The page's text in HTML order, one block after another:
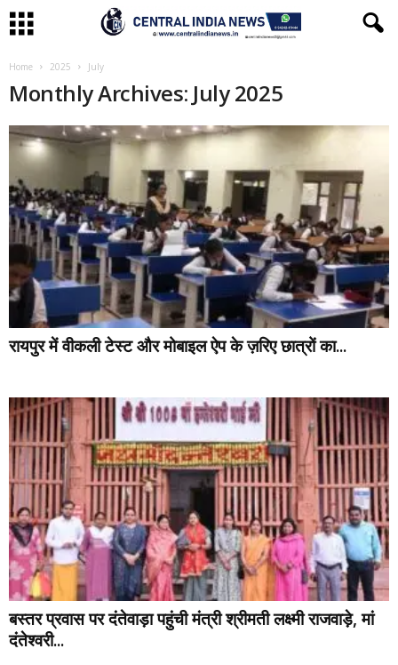
Home 2025 July
Monthly Archives: July 2025
रायपुर में वीकली टेस्ट और मोबाइल ऐप के ज़रिए छात्रों का...
बस्तर प्रवास पर दंतेवाड़ा पहुंची मंत्री श्रीमती लक्ष्मी राजवाड़े, मां
दंतेश्वरी...